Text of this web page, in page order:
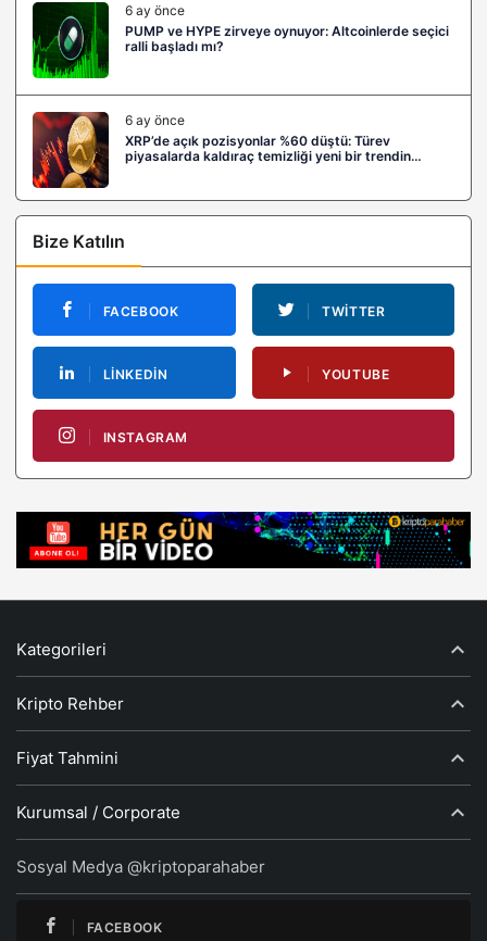
6 ay önce
PUMP ve HYPE zirveye oynuyor: Altcoinlerde seçici
ralli başladı mı?
6 ay önce
XRP’de açık pozisyonlar %60 düştü: Türev
piyasalarda kaldıraç temizliği yeni bir trendin
Bize Katılın
FACEBOOK TWITTER
LINKEDIN YOUTUBE
INSTAGRAM
Kategorileri
Kripto Rehber
Fiyat Tahmini
Kurumsal / Corporate
Sosyal Medya @kriptoparahaber
FACEBOOK